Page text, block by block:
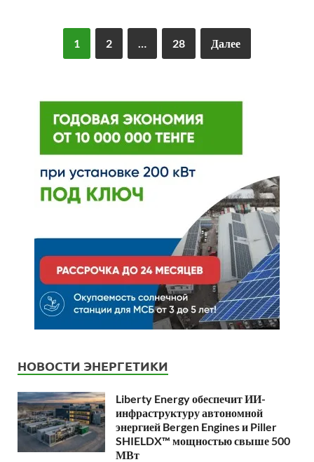
1 2 … 28 Далее
НОВОСТИ ЭНЕРГЕТИКИ
Liberty Energy обеспечит ИИ-
инфраструктуру автономной
энергией Bergen Engines и Piller
SHIELDX™ мощностью свыше 500
МВт